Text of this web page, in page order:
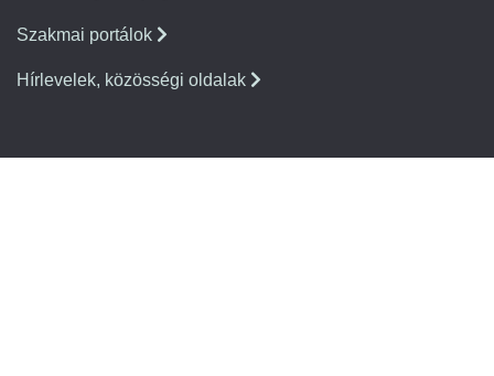
Szakmai portálok
Hírlevelek, közösségi oldalak